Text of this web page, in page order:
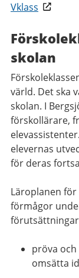
Vklass
skolan
värld. Det ska
skolan. I
förskollärare,
elevernas
för deras
Läroplanen
förmågor
pröva
omsätta